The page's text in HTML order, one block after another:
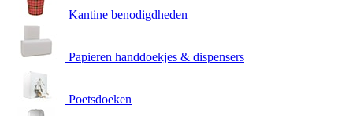
Kantine benodigdheden
Papieren handdoekjes & dispensers
Poetsdoeken